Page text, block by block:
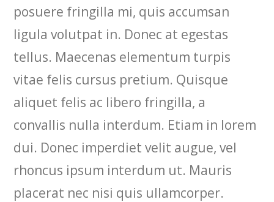
posuere fringilla mi, quis accumsan
ligula volutpat in. Donec at egestas
tellus. Maecenas elementum turpis
vitae felis cursus pretium. Quisque
aliquet felis ac libero fringilla, a
convallis nulla interdum. Etiam in lorem
dui. Donec imperdiet velit augue, vel
rhoncus ipsum interdum ut. Mauris
placerat nec nisi quis ullamcorper.